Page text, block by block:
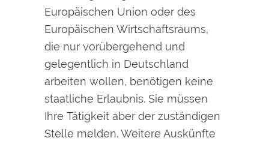
Europäischen Union oder des
Europäischen Wirtschaftsraums,
die nur vorübergehend und
gelegentlich in Deutschland
arbeiten wollen, benötigen keine
staatliche Erlaubnis. Sie müssen
Ihre Tätigkeit aber der zuständigen
Stelle melden.Weitere Auskünfte